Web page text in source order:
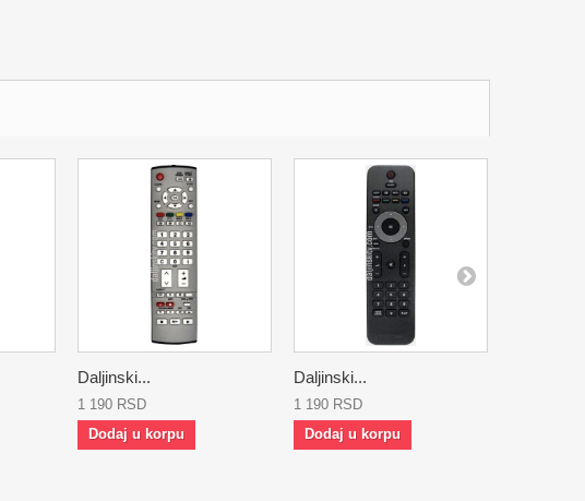
Daljinski...
1 190 RSD
Dodaj u korpu
Daljinski...
1 190 RSD
Dodaj u korpu